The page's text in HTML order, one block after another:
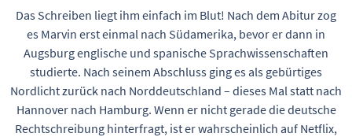
Das Schreiben liegt ihm einfach im Blut! Nach dem Abitur zog
es Marvin erst einmal nach Südamerika, bevor er dann in
Augsburg englische und spanische Sprachwissenschaften
studierte. Nach seinem Abschluss ging es als gebürtiges
Nordlicht zurück nach Norddeutschland – dieses Mal statt nach
Hannover nach Hamburg. Wenn er nicht gerade die deutsche
Rechtschreibung hinterfragt, ist er wahrscheinlich auf Netflix,